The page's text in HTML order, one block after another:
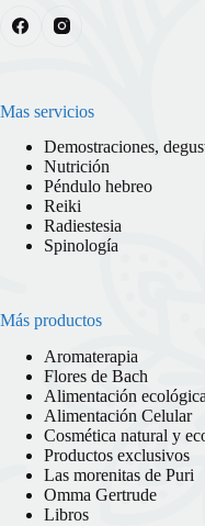
Mas servicios
Demostraciones,
Nutrición
Péndulo hebreo
Reiki
Radiestesia
Spinología
Más productos
Aromaterapia
Flores de Bach
Alimentación ecológica
Alimentación Celular
Cosmética natural y
Productos exclusivos
Las morenitas de Puri
Omma Gertrude
Libros